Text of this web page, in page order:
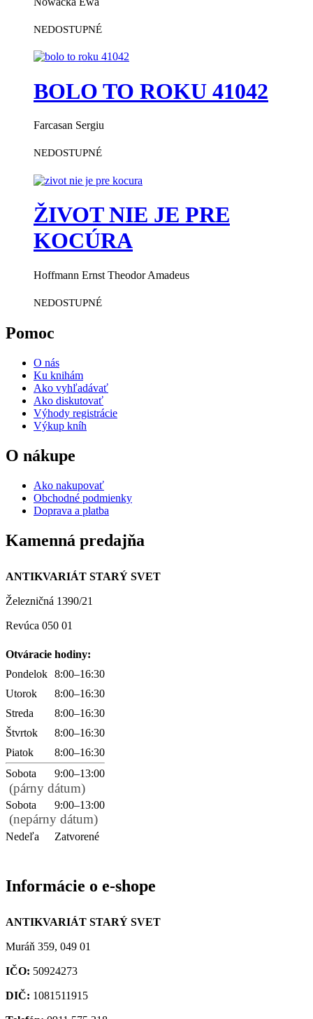
NEDOSTUPNÉ
BOLO TO ROKU 41042
Farcasan Sergiu
NEDOSTUPNÉ
ŽIVOT NIE JE PRE
KOCÚRA
Hoffmann Ernst Theodor Amadeus
NEDOSTUPNÉ
Pomoc
O nás
Ku knihám
Ako vyhľadávať
Ako diskutovať
Výhody registrácie
Výkup kníh
O nákupe
Ako nakupovať
Obchodné podmienky
Doprava a platba
Kamenná predajňa
ANTIKVARIÁT STARÝ SVET
Železničná 1390/21
Revúca 050 01
Otváracie hodiny:
Pondelok 8:00–16:30
Utorok
8:00–16:30
Streda
8:00–16:30
Štvrtok
8:00–16:30
Piatok
8:00–16:30
Sobota
9:00–13:00
(párny dátum)
Sobota 9:00–13:00
(nepárny dátum)
Nedeľa Zatvorené
Informácie o e-shope
ANTIKVARIÁT STARÝ SVET
Muráň 359, 049 01
IČO: 50924273
DIČ: 1081511915